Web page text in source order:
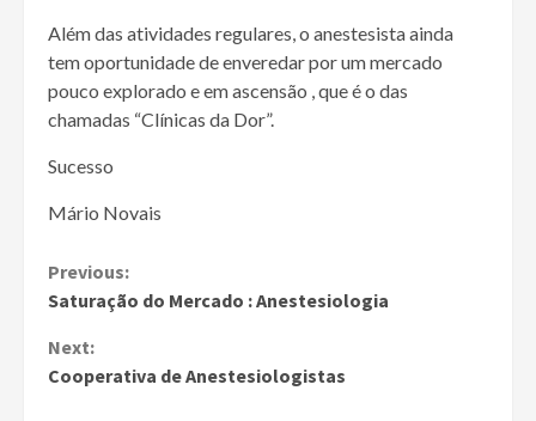
Além das atividades regulares, o anestesista ainda
tem oportunidade de enveredar por um mercado
pouco explorado e em ascensão , que é o das
chamadas “Clínicas da Dor”.
Sucesso
Mário Novais
Continue
Reading
Previous:
Saturação do Mercado : Anestesiologia
Next:
Cooperativa de Anestesiologistas